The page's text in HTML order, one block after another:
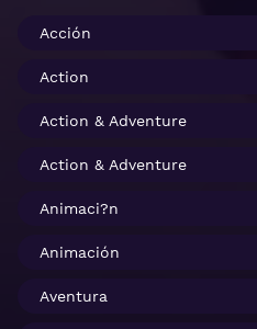
Acción
Action
Action & Adventure
Action & Adventure
Animaci?n
Animación
Aventura